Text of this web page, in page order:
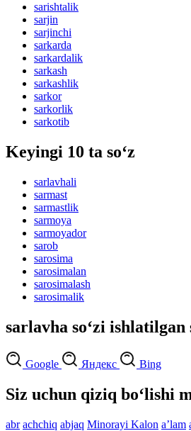
sarishtalik
sarjin
sarjinchi
sarkarda
sarkardalik
sarkash
sarkashlik
sarkor
sarkorlik
sarkotib
Keyingi 10 ta so‘z
sarlavhali
sarmast
sarmastlik
sarmoya
sarmoyador
sarob
sarosima
sarosimalan
sarosimalash
sarosimalik
sarlavha so‘zi
Google Яндекс Bing
Siz uchun qiziq bo‘lishi
abr achchiq abjaq Minorayi Kalon aʼlam